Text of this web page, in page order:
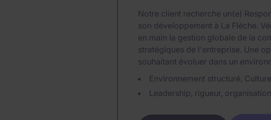
Notre client recherche un(e)
son développement à La Flèche.
en main la gestion globale de la
stratégiques de l'entreprise. Une
souhaitant évoluer dans un
Environnement structuré,
Leadership, rigueur, organisation